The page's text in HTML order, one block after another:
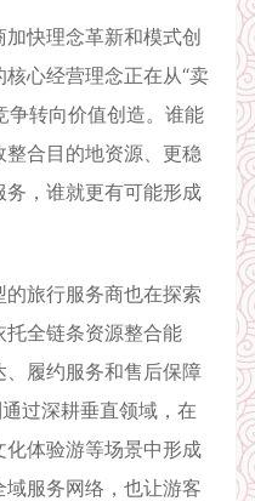
快理念革新和模式创
心经营理念正在从“卖
争转向价值创造。谁能
合目的地资源、更稳
，谁就更有可能形成
旅行服务商也在探索
全链条资源整合能
履约服务和售后保障
过深耕垂直领域，在
体验游等场景中形成
服务网络，也让游客